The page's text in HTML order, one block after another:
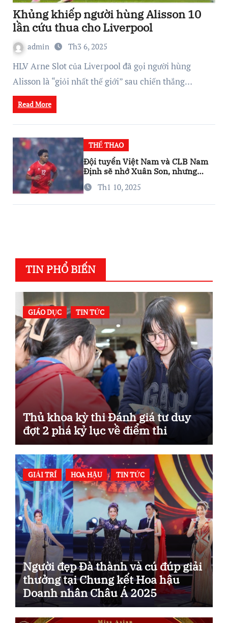
Khủng khiếp người hùng Alisson 10
lần cứu thua cho Liverpool
admin Th3 6, 2025
HLV Arne Slot của Liverpool đã gọi người hùng
Alisson là “giỏi nhất thế giới” sau chiến thắng…
Read More
THỂ THAO
Đội tuyển Việt Nam và CLB Nam
Định sẽ nhớ Xuân Son, nhưng
đừng lo…
Th1 10, 2025
TIN PHỔ BIẾN
GIÁO DỤC TIN TỨC
Thủ khoa kỳ thi Đánh giá tư duy
đợt 2 phá kỷ lục về điểm thi
GIẢI TRÍ HOA HẬU TIN TỨC
Người đẹp Đà thành và cú đúp giải
thưởng tại Chung kết Hoa hậu
Doanh nhân Châu Á 2025